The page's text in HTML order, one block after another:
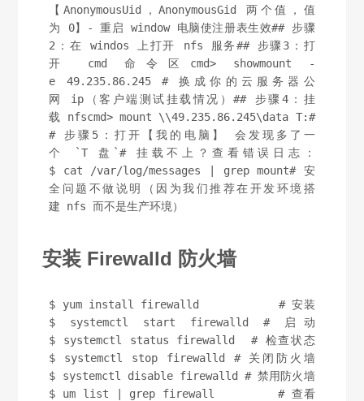
【AnonymousUid，AnonymousGid 两个值，值
为 0】- 重启 window 电脑使注册表生效## 步骤
2：在 windos 上打开 nfs 服务## 步骤3：打
开 cmd 命令区cmd> showmount -
e 49.235.86.245 # 换成你的云服务器公
网 ip（客户端测试挂载情况）## 步骤4：挂
载 nfscmd> mount \\49.235.86.245\data T:#
# 步骤5：打开【我的电脑】 会发现多了一
个 `T 盘`# 挂载不上？查看错误日志：
$ cat /var/log/messages | grep mount# 安
全问题不做说明（因为我们推荐在开发环境搭
建 nfs 而不是生产环境）
安装 Firewalld 防火墙
$ yum install firewalld            # 安装
$ systemctl start firewalld # 启动
$ systemctl status firewalld  # 检查状态
$ systemctl stop firewalld # 关闭防火墙
$ systemctl disable firewalld # 禁用防火墙
$ um list | grep firewall         # 查看